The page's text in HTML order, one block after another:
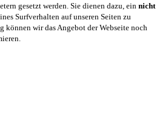
gesetzt werden. Sie dienen dazu, ein nicht
Surfverhalten auf unseren Seiten zu
können wir das Angebot der Webseite noch